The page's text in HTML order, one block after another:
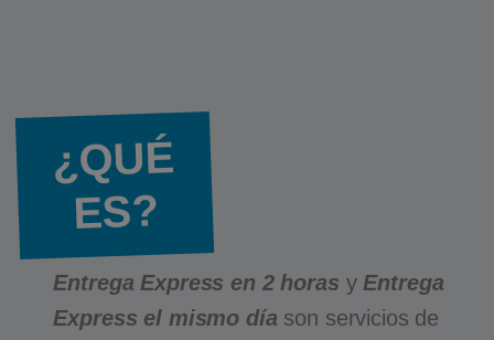
¿QUÉ
ES?
Entrega Express en 2 horas y Entrega
Express el mismo día son servicios de